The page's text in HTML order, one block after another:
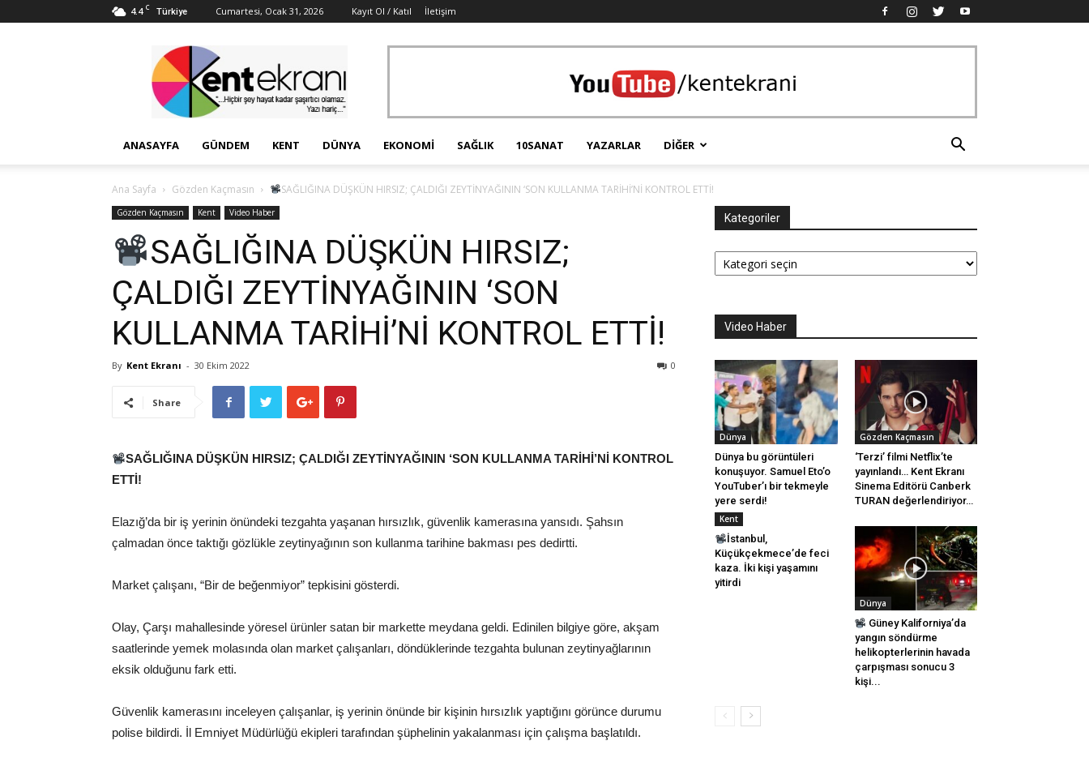
4.4 C Türkiye Cumartesi, Ocak 31, 2026 Kayıt Ol / Katıl İletişim
Ekranı
ANASAYFA GÜNDEM KENT DÜNYA EKONOMI SAĞLIK 10SANAT YAZARLAR DIĞER
Ana Sayfa Gözden Kaçmasın SAĞLIĞINA DÜŞKÜN HIRSIZ; ÇALDIĞI ZEYTİNYAĞININ ‘SON KULLANMA TARİHİ’Nİ KONTROL ETTİ!
Gözden Kaçmasın Kent Video Haber
SAĞLIĞINA DÜŞKÜN HIRSIZ;
ÇALDIĞI ZEYTİNYAĞININ ‘SON
KULLANMA TARİHİ’Nİ KONTROL ETTİ!
By Kent Ekranı - 30 Ekim 2022 0
Share
SAĞLIĞINA DÜŞKÜN HIRSIZ; ÇALDIĞI ZEYTİNYAĞININ ‘SON KULLANMA TARİHİ’Nİ KONTROL
ETTİ!
Elazığ’da bir iş yerinin önündeki tezgahta yaşanan hırsızlık, güvenlik kamerasına yansıdı. Şahsın
çalmadan önce taktığı gözlükle zeytinyağının son kullanma tarihine bakması pes dedirtti.
Market çalışanı, “Bir de beğenmiyor” tepkisini gösterdi.
Olay, Çarşı mahallesinde yöresel ürünler satan bir markette meydana geldi. Edinilen bilgiye göre, akşam
saatlerinde yemek molasında olan market çalışanları, döndüklerinde tezgahta bulunan zeytinyağlarının
eksik olduğunu fark etti.
Güvenlik kamerasını inceleyen çalışanlar, iş yerinin önünde bir kişinin hırsızlık yaptığını görünce durumu
polise bildirdi. İl Emniyet Müdürlüğü ekipleri tarafından şüphelinin yakalanması için çalışma başlatıldı.
Kategoriler
Kategoriler
Video Haber
Dünya
Dünya bu görüntüleri
konuşuyor. Samuel Eto’o
YouTuber’ı bir tekmeyle
yere serdi!
Gözden Kaçmasın
‘Terzi’ filmi Netflix’te
yayınlandı… Kent Ekranı
Sinema Editörü Canberk
TURAN değerlendiriyor…
Kent
İstanbul,
Küçükçekmece’de feci
kaza. İki kişi yaşamını
yitirdi
Dünya
Güney Kaliforniya’da
yangın söndürme
helikopterlerinin havada
çarpışması sonucu 3
kişi...